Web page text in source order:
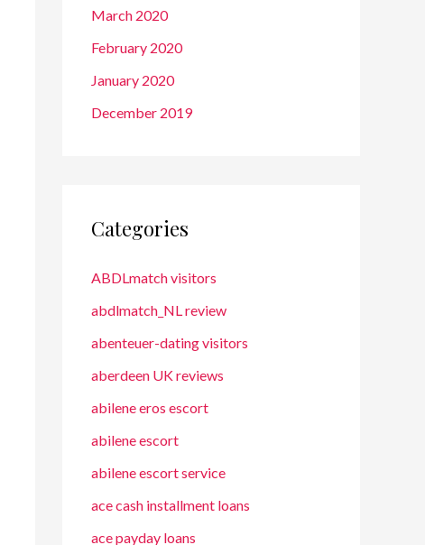
March 2020
February 2020
January 2020
December 2019
Categories
ABDLmatch visitors
abdlmatch_NL review
abenteuer-dating visitors
aberdeen UK reviews
abilene eros escort
abilene escort
abilene escort service
ace cash installment loans
ace payday loans